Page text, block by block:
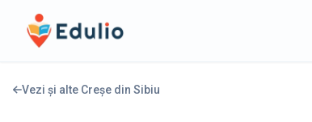
Edulio
Vezi și alte Creșe din Sibiu